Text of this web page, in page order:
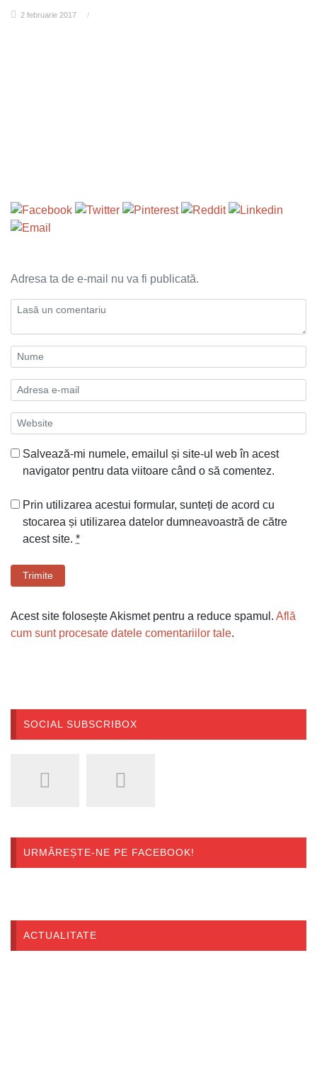
2 februarie 2017 /
Adresa ta de e-mail nu va fi publicată.
Salvează-mi numele, emailul și site-ul web în acest
navigator pentru data viitoare când o să comentez.
Prin utilizarea acestui formular, sunteți de acord cu
stocarea și utilizarea datelor dumneavoastră de către
acest site. *
Trimite
Acest site folosește Akismet pentru a reduce spamul. Află
cum sunt procesate datele comentariilor tale.
SOCIAL SUBSCRIBOX
URMĂREȘTE-NE PE FACEBOOK!
ACTUALITATE